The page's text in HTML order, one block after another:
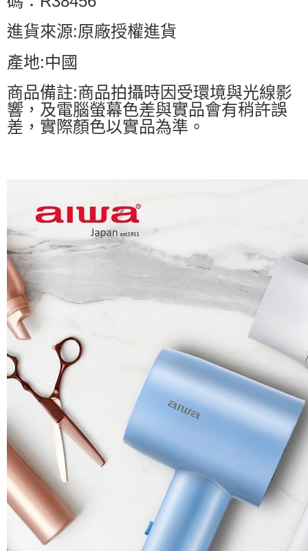
進貨來源:原廠授權進貨
產地:中國
商品備註:商品拍攝時因受環境與光線影
響，及電腦螢幕色差與實品會有稍許誤
差，實際顏色以實品為準。